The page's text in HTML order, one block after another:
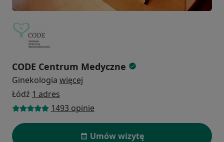
CODE Centrum Medyczne
Ginekologia więcej
Łódź 1 adres
1493 opinie
Umów wizytę